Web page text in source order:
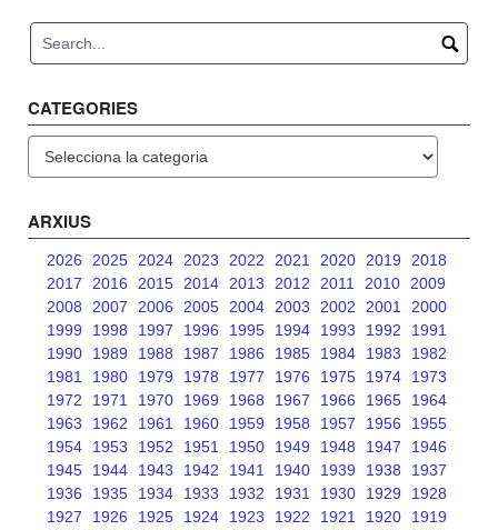
CATEGORIES
ARXIUS
2026 2025 2024 2023 2022 2021 2020 2019
2018
2017
2016 2015 2014 2013 2012 2011 2010 2009
2008
2007 2006 2005 2004 2003 2002 2001
2000
1999
1998 1997 1996 1995 1994 1993 1992
1991
1990
1989 1988 1987 1986 1985 1984 1983
1982
1981
1980 1979 1978 1977 1976 1975 1974
1973
1972
1971 1970 1969 1968 1967 1966 1965
1964
1963
1962 1961 1960 1959 1958 1957 1956
1955
1954
1953 1952 1951 1950 1949 1948 1947
1946
1945
1944 1943 1942 1941 1940 1939 1938
1937
1936
1935 1934 1933 1932 1931 1930 1929
1928
1927
1926 1925 1924 1923 1922 1921 1920
1919